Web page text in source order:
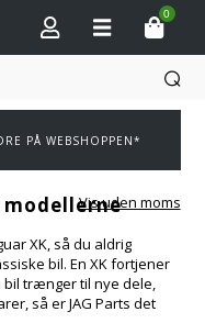
0
PÅ WEBSHOPPEN*
modellerne
XK, så du aldrig
bil. En XK fortjener
bil trænger til nye dele,
så er JAG Parts det
Vis uden moms